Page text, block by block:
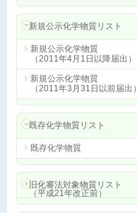
新規公示化学物質リスト
新規公示化学物質
（2011年4月1日以降届出）
新規公示化学物質
（2011年3月31日以前届出）
既存化学物質リスト
既存化学物質
旧化審法対象物質リスト
（平成21年改正前）